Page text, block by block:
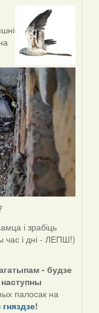
і зрабіць
час і дні - ЛЕПШ!)
- будзе
палосак на
!